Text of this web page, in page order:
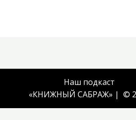
Наш подкаст
«КНИЖНЫЙ САБРАЖ» | ©